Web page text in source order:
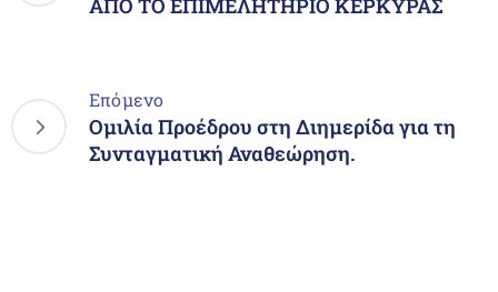
ΑΠΟ ΤΟ ΕΠΙΜΕΛΗΤΗΡΙΟ ΚΕΡΚΥΡΑΣ
Επόμενο
Ομιλία Προέδρου στη Διημερίδα για τη
Συνταγματική Αναθεώρηση.